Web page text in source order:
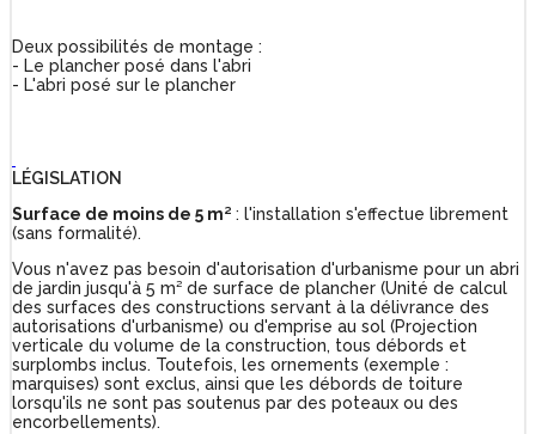
Deux possibilités de montage :
- Le plancher posé dans l'abri
- L'abri posé sur le plancher
LÉGISLATION
Surface de moins de 5 m² : l'installation s'effectue librement
(sans formalité).
Vous n'avez pas besoin d'autorisation d'urbanisme pour un abri
de jardin jusqu'à 5 m² de surface de plancher (Unité de calcul
des surfaces des constructions servant à la délivrance des
autorisations d'urbanisme) ou d'emprise au sol (Projection
verticale du volume de la construction, tous débords et
surplombs inclus. Toutefois, les ornements (exemple :
marquises) sont exclus, ainsi que les débords de toiture
lorsqu'ils ne sont pas soutenus par des poteaux ou des
encorbellements).